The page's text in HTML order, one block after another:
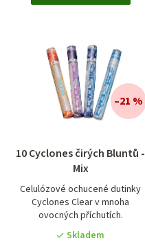
10 Cyclones čirých Bluntů -
Mix
Celulózové ochucené dutinky
Cyclones Clear v mnoha
ovocných příchutích.
Skladem
–21 %